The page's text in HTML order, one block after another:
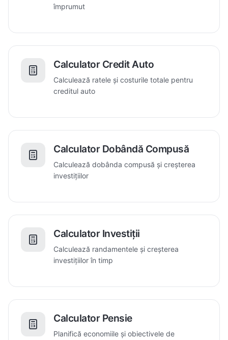
împrumut
Calculator Credit Auto
Calculează ratele și costurile totale pentru
creditul auto
Calculator Dobândă Compusă
Calculează dobânda compusă și creșterea
investițiilor
Calculator Investiții
Calculează randamentele și creșterea
investițiilor în timp
Calculator Pensie
Planifică economiile și obiectivele de